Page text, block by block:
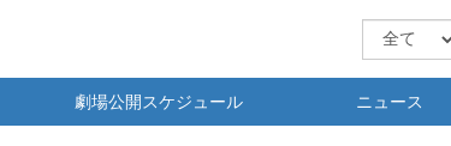
劇場公開スケジュール ニュース